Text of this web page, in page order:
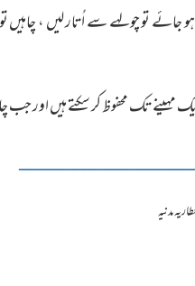
تک محفوظ کر سکتے ہیں اور جب
مدنیہ